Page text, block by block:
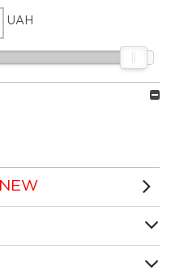
UAH
NEW